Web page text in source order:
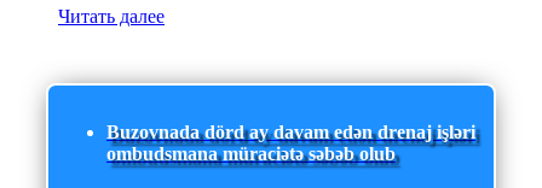
Читать далее
Buzovnada dörd ay davam edən drenaj işləri
ombudsmana müraciətə səbəb olub